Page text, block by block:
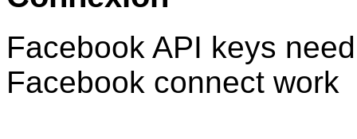
Facebook API keys
Facebook connect work